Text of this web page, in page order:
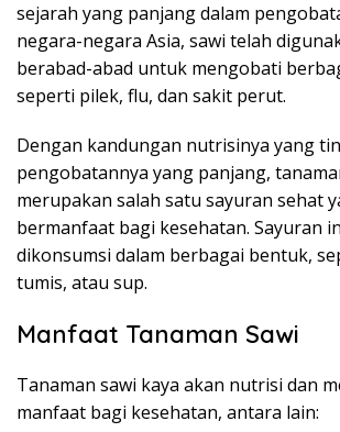
sejarah yang panjang dalam
negara-negara Asia, sawi telah
berabad-abad untuk mengobati
seperti pilek, flu, dan sakit perut.
Dengan kandungan nutrisinya yang
pengobatannya yang panjang,
merupakan salah satu sayuran sehat
bermanfaat bagi kesehatan. Sayuran
dikonsumsi dalam berbagai bentuk,
tumis, atau sup.
Manfaat Tanaman Sawi
Tanaman sawi kaya akan nutrisi dan
manfaat bagi kesehatan, antara lain: